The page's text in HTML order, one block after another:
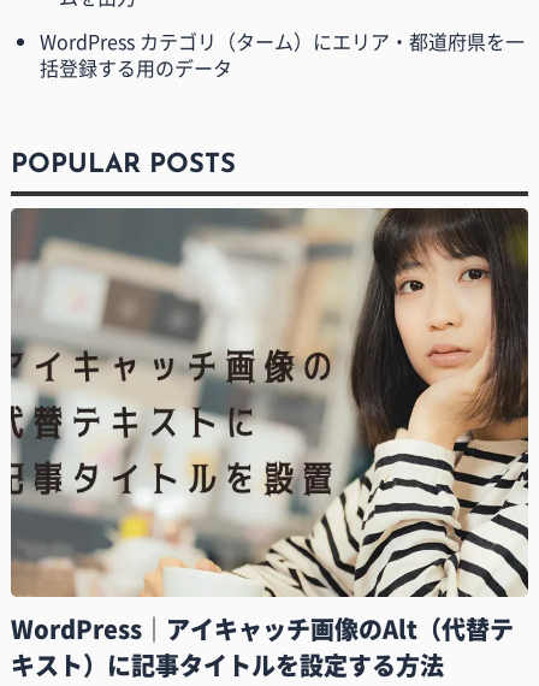
WordPress カテゴリ（ターム）にエリア・都道府県を一
括登録する用のデータ
POPULAR POSTS
WordPress｜アイキャッチ画像のAlt（代替テ
キスト）に記事タイトルを設定する方法